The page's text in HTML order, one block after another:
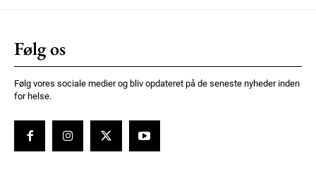
Følg os
Følg vores sociale medier og bliv opdateret på de seneste nyheder inden
for helse.